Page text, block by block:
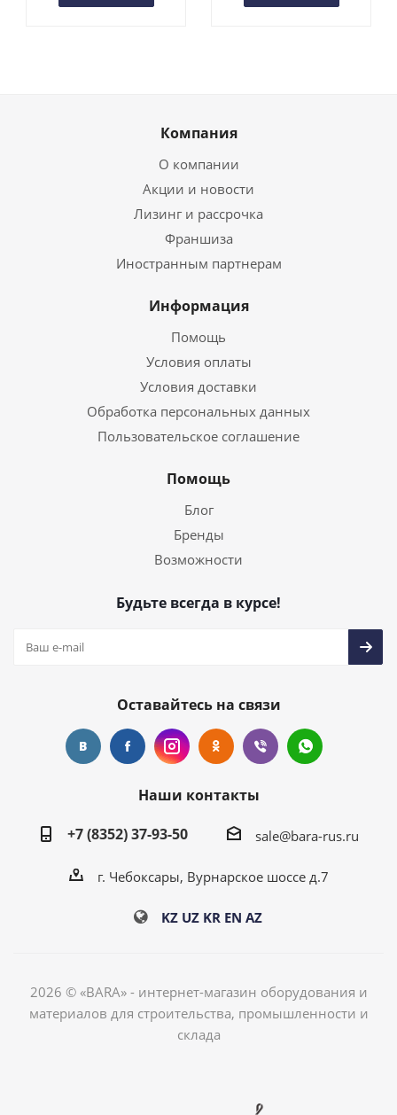
Компания
О компании
Акции и новости
Лизинг и рассрочка
Франшиза
Иностранным партнерам
Информация
Помощь
Условия оплаты
Условия доставки
Обработка персональных данных
Пользовательское соглашение
Помощь
Блог
Бренды
Возможности
Будьте всегда в курсе!
Оставайтесь на связи
Наши контакты
+7 (8352) 37-93-50
sale@bara-rus.ru
г. Чебоксары, Вурнарское шоссе д.7
KZ UZ KR EN AZ
2026 © «BARA» - интернет-магазин оборудования и
материалов для строительства, промышленности и
склада